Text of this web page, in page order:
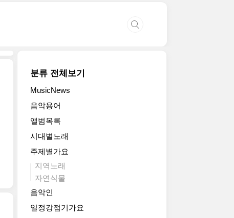
분류 전체보기
MusicNews
음악용어
앨범목록
시대별노래
주제별가요
지역노래
자연식물
음악인
일정강점기가요